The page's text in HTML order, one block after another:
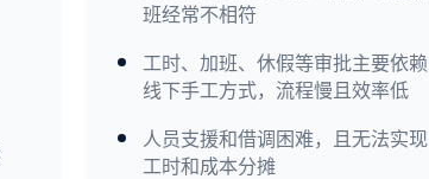
班经常不相符
工时、加班、休假等审批主要依赖
线下手工方式，流程慢且效率低
人员支援和借调困难，且无法实现
工时和成本分摊